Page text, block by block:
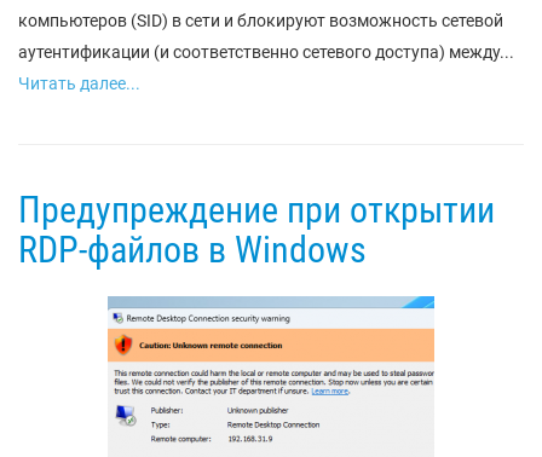
компьютеров (SID) в сети и блокируют возможность сетевой
аутентификации (и соответственно сетевого доступа) между...
Читать далее...
Предупреждение при открытии
RDP-файлов в Windows